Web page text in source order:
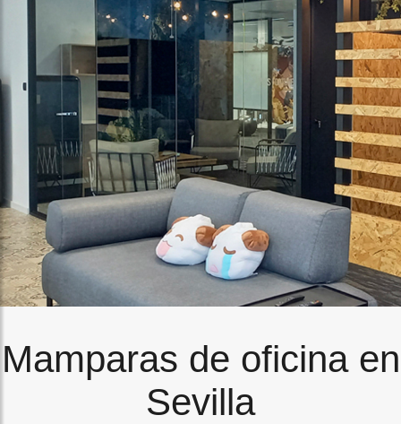
Mamparas de oficina en
Sevilla